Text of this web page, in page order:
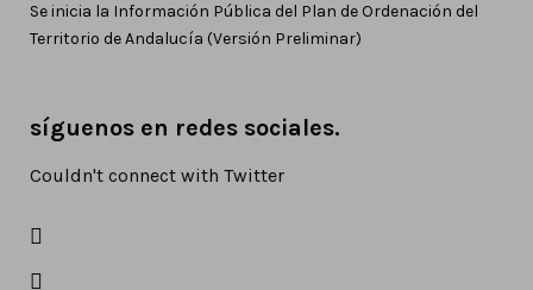
Se inicia la Información Pública del Plan de Ordenación del
Territorio de Andalucía (Versión Preliminar)
síguenos en redes sociales.
Couldn't connect with Twitter